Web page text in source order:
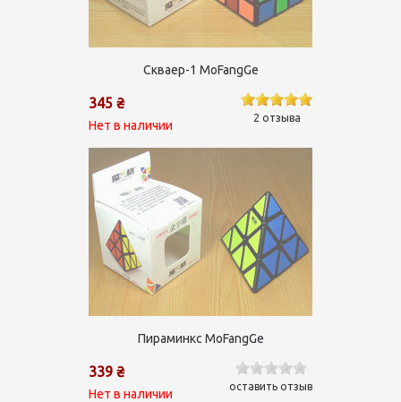
Скваер-1 MoFangGe
345 ₴
Нет в наличии
2 отзыва
Пираминкс MoFangGe
339 ₴
Нет в наличии
оставить отзыв